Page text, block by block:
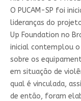
O PUCAM-SP foi
lideranças do
Up Foundation no
inicial contemplou
sobre os
em situação de
qual é vinculada,
de então, foram